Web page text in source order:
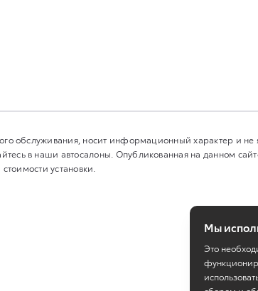
обслуживания, носит информационный характер и не
в наши автосалоны. Опубликованная на данном
установки.
Мы
Это